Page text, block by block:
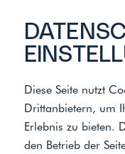
Diese Seite nutzt
Drittanbietern, um
Erlebnis zu bieten.
den Betrieb der
Meister der Elemente